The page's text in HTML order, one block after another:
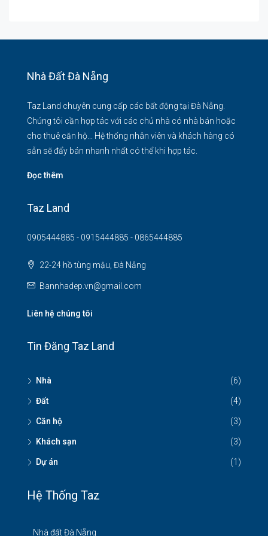
Nhà Đất Đà Nẵng
Taz Land chuyên cung cấp các bất động tại Đà Nẵng.
Chúng tôi cần hợp tác với các chủ nhà có nhà bán hoặc
cho thuê căn hộ... Hệ thống nhân viên và khách hàng có
sẵn sẽ đẩy bán nhanh nhất có thể khi hợp tác.
Đọc thêm
Taz Land
0905444885 - 0915444885 - 0865444885
22-24 hồ tùng mậu, Đà Nẵng
Bannhadep.vn@gmail.com
Liên hệ chúng tôi
Tin Đăng Taz Land
Nhà (6)
Đất (4)
Căn hộ (3)
Khách sạn (3)
Dự án (1)
Hệ Thống Taz
Nhà đất Đà Nẵng